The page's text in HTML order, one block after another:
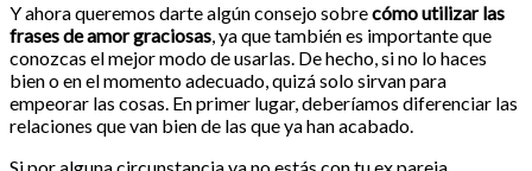
Y ahora queremos darte algún consejo sobrecómoutilizar las
frases de amor graciosas, ya que también es importante que
conozcas el mejor modo de usarlas. De hecho, si no lo haces
bien o en el momento adecuado, quizá solo sirvan para
empeorar las cosas. En primer lugar, deberíamos diferenciar las
relaciones que van bien de las que ya han acabado.